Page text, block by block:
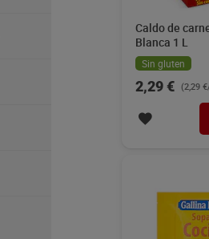
Caldo de
Blanca 1 L
Sin gluten
2,29 € (2,29